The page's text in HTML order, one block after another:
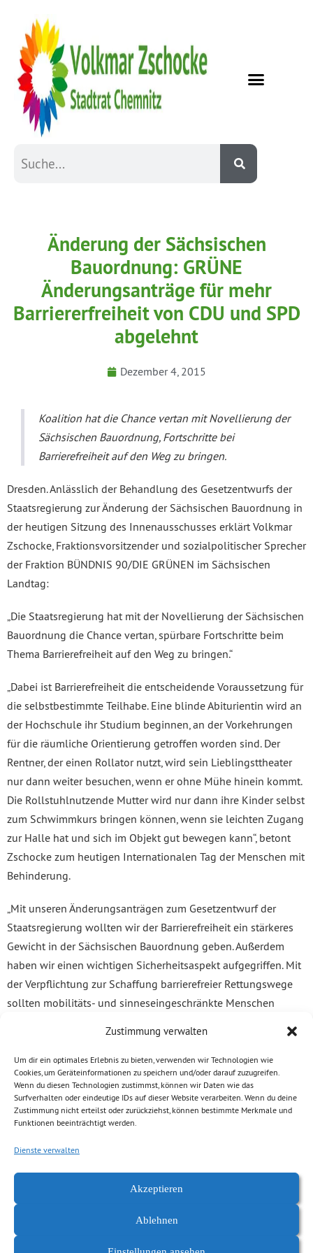
Zustimmung verwalten
Um dir ein optimales Erlebnis zu bieten, verwenden wir Technologien wie
Cookies, um Geräteinformationen zu speichern und/oder darauf zuzugreifen.
Wenn du diesen Technologien zustimmst, können wir Daten wie das
Surfverhalten oder eindeutige IDs auf dieser Website verarbeiten. Wenn du deine
Zustimmung nicht erteilst oder zurückziehst, können bestimmte Merkmale und
Funktionen beeinträchtigt werden.
Dienste verwalten
Akzeptieren
Ablehnen
Änderung der Sächsischen
Bauordnung: GRÜNE
Änderungsanträge für mehr
Barriererfreiheit von CDU und SPD
abgelehnt
Dezember 4, 2015
Koalition hat die Chance vertan mit Novellierung der
Sächsischen Bauordnung, Fortschritte bei
Barrierefreiheit auf den Weg zu bringen.
Dresden. Anlässlich der Behandlung des Gesetzentwurfs der
Staatsregierung zur Änderung der Sächsischen Bauordnung in
der heutigen Sitzung des Innenausschusses erklärt Volkmar
Zschocke, Fraktionsvorsitzender und sozialpolitischer Sprecher
der Fraktion BÜNDNIS 90/DIE GRÜNEN im Sächsischen
Landtag:
„Die Staatsregierung hat mit der Novellierung der Sächsischen
Bauordnung die Chance vertan, spürbare Fortschritte beim
Thema Barrierefreiheit auf den Weg zu bringen.“
„Dabei ist Barrierefreiheit die entscheidende Voraussetzung für
die selbstbestimmte Teilhabe. Eine blinde Abiturientin wird an
der Hochschule ihr Studium beginnen, an der Vorkehrungen
für die räumliche Orientierung getroffen worden sind. Der
Rentner, der einen Rollator nutzt, wird sein Lieblingsttheater
nur dann weiter besuchen, wenn er ohne Mühe hinein kommt.
Die Rollstuhlnutzende Mutter wird nur dann ihre Kinder selbst
zum Schwimmkurs bringen können, wenn sie leichten Zugang
zur Halle hat und sich im Objekt gut bewegen kann“, betont
Zschocke zum heutigen Internationalen Tag der Menschen mit
Behinderung.
„Mit unseren Änderungsanträgen zum Gesetzentwurf der
Staatsregierung wollten wir der Barrierefreiheit ein stärkeres
Gewicht in der Sächsischen Bauordnung geben. Außerdem
haben wir einen wichtigen Sicherheitsaspekt aufgegriffen. Mit
der Verpflichtung zur Schaffung barrierefreier Rettungswege
sollten mobilitäts- und sinneseingeschränkte Menschen
Barrierefreiheit beim Bau vergessen wird, haben wir für die
entsprechende Verpflichtung zum Nachweis und für Kontrolle
gesorgt. Leider konnten sich die Fraktionen von CDU und SPD
nicht durchringen, diesen Änderungsanträgen zuzustimmen.
Offensichtlich haben sie die Bedeutung von Barrierefreiheit